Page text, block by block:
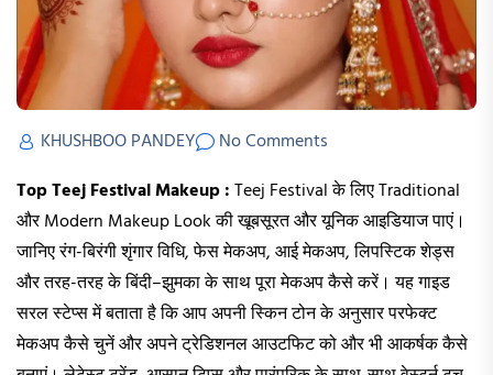
KHUSHBOO PANDEY
No Comments
Top Teej Festival Makeup :Teej Festival के लिए Traditional
और Modern Makeup Look की खूबसूरत और यूनिक आइडियाज पाएं।
जानिए रंग-बिरंगी शृंगार विधि, फेस मेकअप, आई मेकअप, लिपस्टिक शेड्स
और तरह-तरह के बिंदी–झुमका के साथ पूरा मेकअप कैसे करें। यह गाइड
सरल स्टेप्स में बताता है कि आप अपनी स्किन टोन के अनुसार परफेक्ट
मेकअप कैसे चुनें और अपने ट्रेडिशनल आउटफिट को और भी आकर्षक कैसे